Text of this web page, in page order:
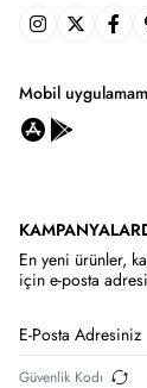
Mobil
En yeni ürünler,
için e-posta